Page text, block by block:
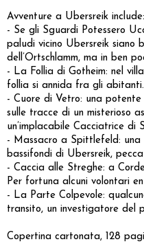
Avventure a Ubersreik include:
- Se gli Sguardi Potessero
paludi vicino Ubersreik siano
dell’Ortschlamm, ma in ben
- La Follia di Gotheim: nel
follia si annida fra gli abitanti.
- Cuore di Vetro: una
sulle tracce di un misterioso
un’implacabile Cacciatrice di
- Massacro a Spittlefeld:
bassifondi di Ubersreik,
- Caccia alle Streghe: a
Per fortuna alcuni volontari
- La Parte Colpevole:
transito, un investigatore del
Copertina cartonata, 128